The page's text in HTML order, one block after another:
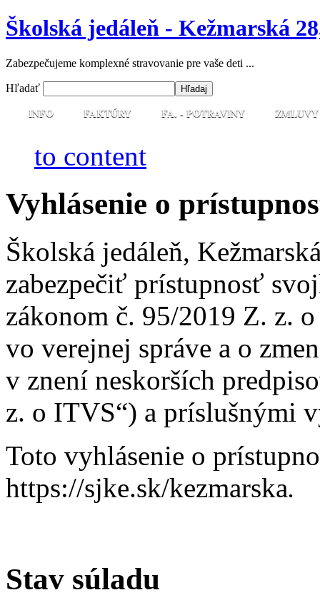
Školská jedáleň - Kežmarská
Zabezpečujeme komplexné stravovanie pre vaše deti ...
Hľadať
INFO FAKTÚRY FA. - POTRAVINY ZMLUVY
to content
Vyhlásenie o
Školská jedáleň,
zabezpečiť prístupnosť
zákonom č. 95/2019 Z. z.
vo verejnej správe a o
v znení neskorších
z. o ITVS“) a príslušnými
Toto vyhlásenie o
https://sjke.sk/kezmarska.
Stav súladu